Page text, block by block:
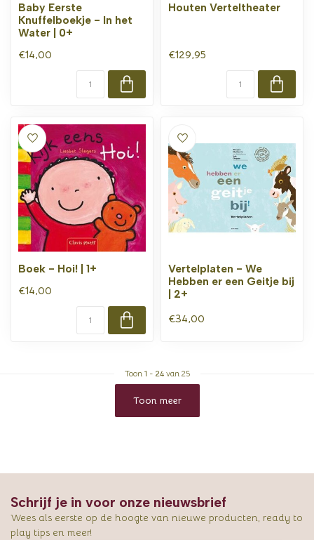
Baby Eerste
Knuffelboekje - In het
Water | 0+
€14,00
Houten Verteltheater
€129,95
Boek - Hoi! | 1+
€14,00
Vertelplaten - We
Hebben er een Geitje bij
| 2+
€34,00
Toon 1 - 24van 25
Toon meer
Schrijf je in voor onze nieuwsbrief
Wees als eerste op de hoogte van nieuwe producten, ready to
play tips en meer!